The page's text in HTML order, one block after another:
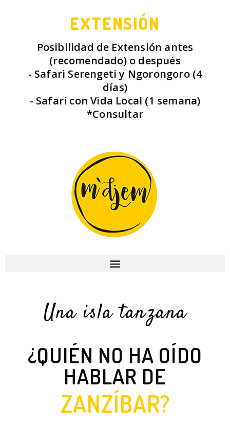
EXTENSIÓN
Posibilidad de Extensión antes
(recomendado) o después
- Safari Serengeti y Ngorongoro (4
días)
- Safari con Vida Local (1 semana)
*Consultar
Una isla tanzana
¿QUIÉN NO HA OÍDO
HABLAR DE
ZANZÍBAR?